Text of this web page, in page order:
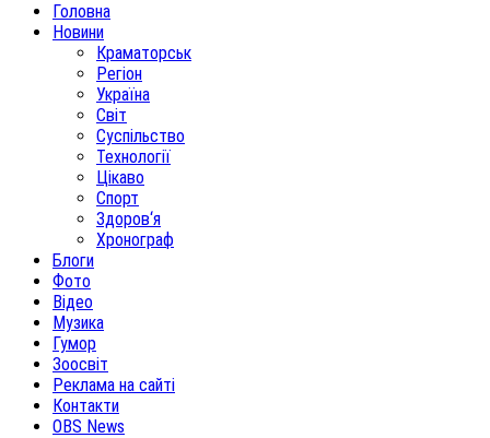
Головна
Новини
Краматорськ
Регіон
Україна
Світ
Суспільство
Технології
Цікаво
Спорт
Здоров‘я
Хронограф
Блоги
Фото
Відео
Музика
Гумор
Зоосвіт
Реклама на сайті
Контакти
OBS News